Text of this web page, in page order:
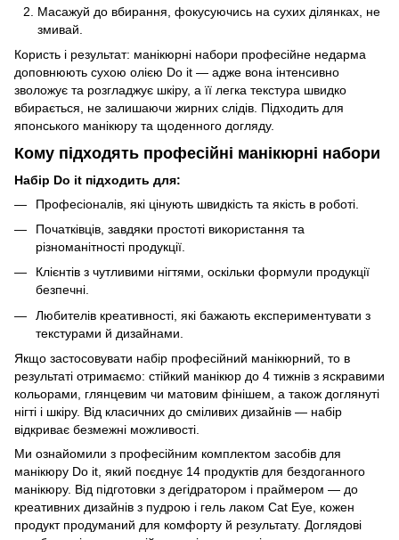
Масажуй до вбирання, фокусуючись на сухих ділянках, не
змивай.
Користь і результат: манікюрні набори професійне недарма
доповнюють сухою олією Do it — адже вона інтенсивно
зволожує та розгладжує шкіру, а її легка текстура швидко
вбирається, не залишаючи жирних слідів. Підходить для
японського манікюру та щоденного догляду.
Кому підходять професійні манікюрні набори
Набір Do it підходить для:
Професіоналів, які цінують швидкість та якість в роботі.
Початківців, завдяки простоті використання та
різноманітності продукції.
Клієнтів з чутливими нігтями, оскільки формули продукції
безпечні.
Любителів креативності, які бажають експериментувати з
текстурами й дизайнами.
Якщо застосовувати набір професійний манікюрний, то в
результаті отримаємо: стійкий манікюр до 4 тижнів з яскравими
кольорами, глянцевим чи матовим фінішем, а також доглянуті
нігті і шкіру. Від класичних до сміливих дизайнів — набір
відкриває безмежні можливості.
Ми ознайомили з професійним комплектом засобів для
манікюру Do it, який поєднує 14 продуктів для бездоганного
манікюру. Від підготовки з дегідратором і праймером — до
креативних дизайнів з пудрою і гель лаком Cat Eye, кожен
продукт продуманий для комфорту й результату. Доглядові